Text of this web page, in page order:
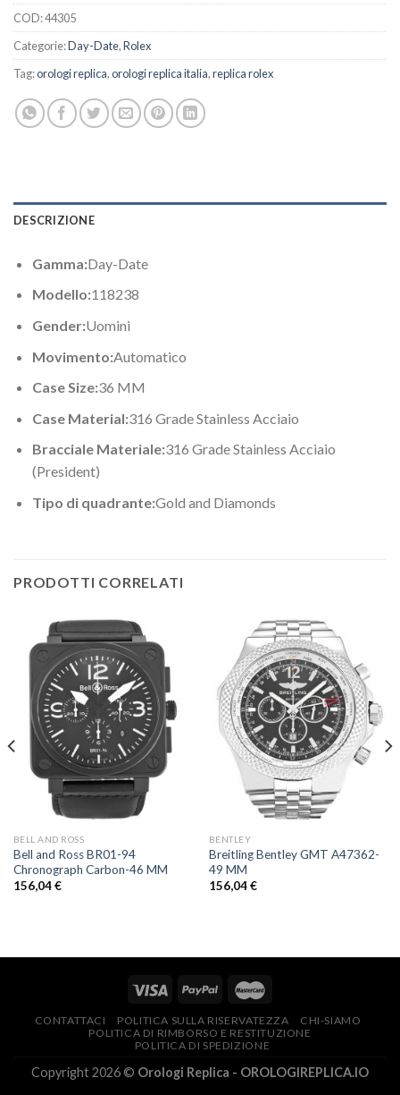
COD:44305
Categorie:Day-Date,Rolex
Tag:orologi replica,orologi replica italia,replica rolex
DESCRIZIONE
Gamma:Day-Date
Modello:118238
Gender:Uomini
Movimento:Automatico
Case Size:36 MM
Case Material:316 Grade Stainless Acciaio
Bracciale Materiale:316 Grade Stainless Acciaio
(President)
Tipo di quadrante:Gold and Diamonds
PRODOTTI CORRELATI
BELL AND ROSS
Bell and Ross BR01-94
Chronograph Carbon-46 MM
156,04€
BENTLEY
Breitling Bentley GMT A47362-
49 MM
156,04€
CONTATTACI POLITICA SULLA RISERVATEZZA
CHI-SIAMO
POLITICA DI RIMBORSO E RESTITUZIONE
POLITICA DI SPEDIZIONE
Copyright 2026 © Orologi Replica - OROLOGIREPLICA.IO